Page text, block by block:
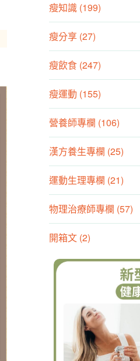
瘦知識 (199)
瘦分享 (27)
瘦飲食 (247)
瘦運動 (155)
營養師專欄 (106)
漢方養生專欄 (25)
運動生理專欄 (21)
物理治療師專欄 (57)
開箱文 (2)